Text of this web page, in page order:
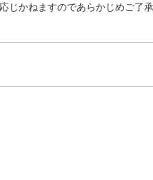
かねますのであらかじめご了承